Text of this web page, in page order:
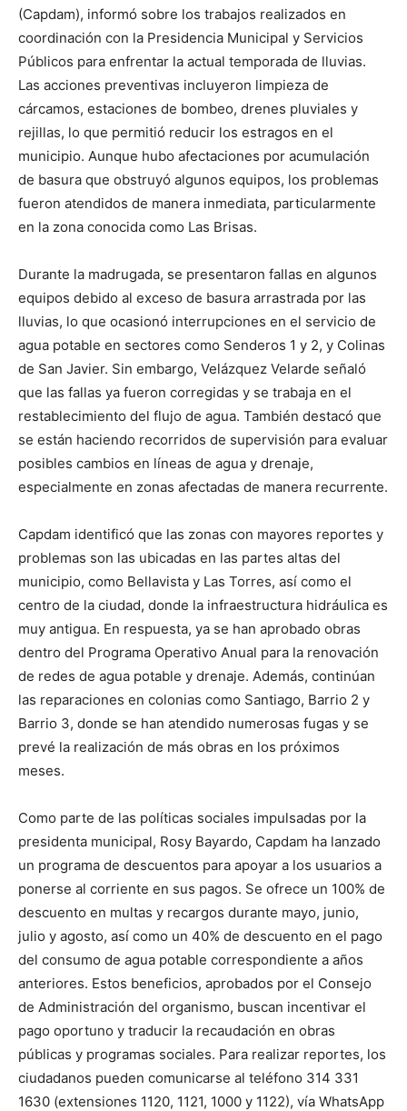
(Capdam), informó sobre los trabajos realizados en
coordinación con la Presidencia Municipal y Servicios
Públicos para enfrentar la actual temporada de lluvias.
Las acciones preventivas incluyeron limpieza de
cárcamos, estaciones de bombeo, drenes pluviales y
rejillas, lo que permitió reducir los estragos en el
municipio. Aunque hubo afectaciones por acumulación
de basura que obstruyó algunos equipos, los problemas
fueron atendidos de manera inmediata, particularmente
en la zona conocida como Las Brisas.
Durante la madrugada, se presentaron fallas en algunos
equipos debido al exceso de basura arrastrada por las
lluvias, lo que ocasionó interrupciones en el servicio de
agua potable en sectores como Senderos 1 y 2, y Colinas
de San Javier. Sin embargo, Velázquez Velarde señaló
que las fallas ya fueron corregidas y se trabaja en el
restablecimiento del flujo de agua. También destacó que
se están haciendo recorridos de supervisión para evaluar
posibles cambios en líneas de agua y drenaje,
especialmente en zonas afectadas de manera recurrente.
Capdam identificó que las zonas con mayores reportes y
problemas son las ubicadas en las partes altas del
municipio, como Bellavista y Las Torres, así como el
centro de la ciudad, donde la infraestructura hidráulica es
muy antigua. En respuesta, ya se han aprobado obras
dentro del Programa Operativo Anual para la renovación
de redes de agua potable y drenaje. Además, continúan
las reparaciones en colonias como Santiago, Barrio 2 y
Barrio 3, donde se han atendido numerosas fugas y se
prevé la realización de más obras en los próximos
meses.
Como parte de las políticas sociales impulsadas por la
presidenta municipal, Rosy Bayardo, Capdam ha lanzado
un programa de descuentos para apoyar a los usuarios a
ponerse al corriente en sus pagos. Se ofrece un 100% de
descuento en multas y recargos durante mayo, junio,
julio y agosto, así como un 40% de descuento en el pago
del consumo de agua potable correspondiente a años
anteriores. Estos beneficios, aprobados por el Consejo
de Administración del organismo, buscan incentivar el
pago oportuno y traducir la recaudación en obras
públicas y programas sociales. Para realizar reportes, los
ciudadanos pueden comunicarse al teléfono 314 331
1630 (extensiones 1120, 1121, 1000 y 1122), vía WhatsApp